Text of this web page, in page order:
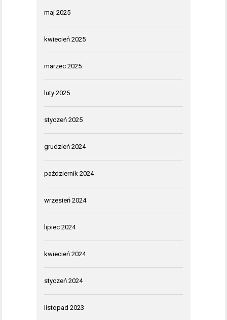
maj 2025
kwiecień 2025
marzec 2025
luty 2025
styczeń 2025
grudzień 2024
październik 2024
wrzesień 2024
lipiec 2024
kwiecień 2024
styczeń 2024
listopad 2023